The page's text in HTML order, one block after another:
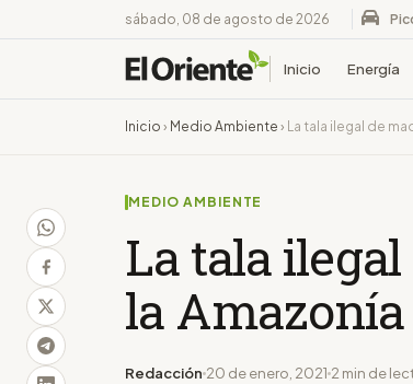
sábado, 08 de agosto de 2026
Inicio Energía
Inicio › Medio Ambiente › La tala ilegal de
MEDIO AMBIENTE
La tala
la Amazonía
Redacción 20 de enero, 2021 2 min de